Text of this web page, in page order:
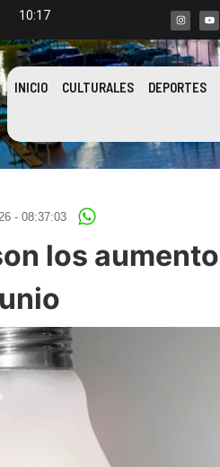
10:17
INICIO CULTURALES DEPORTES
- 08:37:03
los